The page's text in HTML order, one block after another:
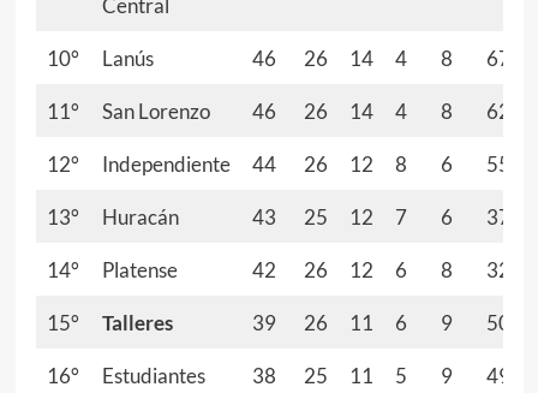
10° Lanús 46 26 14 4 8 67
11° San Lorenzo 46 26 14 4 8 62
12° Independiente 44 26 12 8 6 55
13° Huracán 43 25 12 7 6 37
14° Platense 42 26 12 6 8 32
15° Talleres 39 26 11 6 9 50
16° Estudiantes 38 25 11 5 9 49